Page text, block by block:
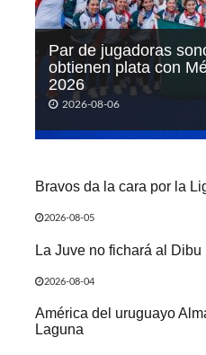
Par de jugadoras
obtienen plata con
2026
2026-08-06
Bravos da la cara por la
2026-08-05
La Juve no fichará al Dibu
2026-08-04
América del uruguayo
Laguna